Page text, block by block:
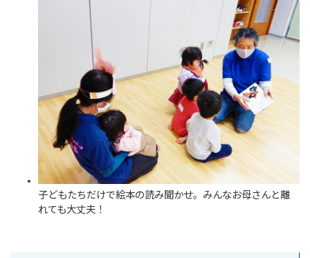
子どもたちだけで絵本の読み聞かせ。みんなお母さんと離
れても大丈夫！